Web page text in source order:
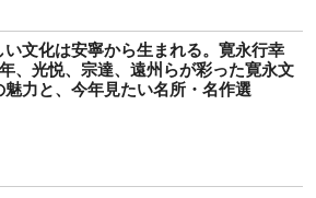
い文化は安寧から生まれる。寛永行幸
、光悦、宗達、遠州らが彩った寛永文
魅力と、今年見たい名所・名作選